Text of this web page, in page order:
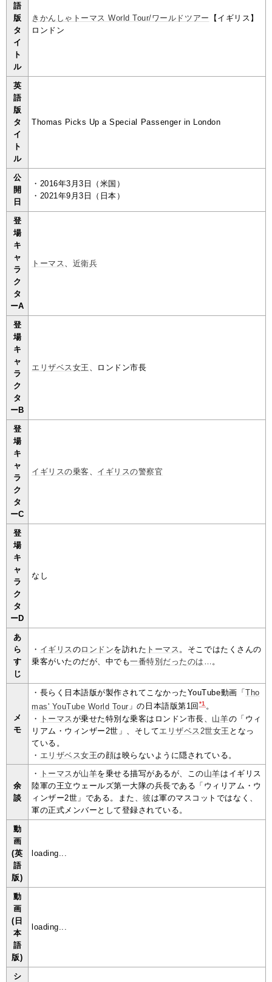
語
版
タ
イ
ト
ル
きかんしゃトーマス World Tour/ワールドツアー
【イギリス】
ロンドン
英
語
版
タ
イ
ト
ル
Thomas Picks Up a Special Passenger in London
公
開
日
・2016年3月3日（米国）
・2021年9月3日（日本）
登
場
キ
ャ
ラ
ク
タ
ーA
トーマス、 近衛兵
登
場
キ
ャ
ラ
ク
タ
ーB
エリザベス女王 、ロンドン市長
登
場
キ
ャ
ラ
ク
タ
ーC
イギリスの乗客 、 イギリスの警察官
登
場
キ
ャ
ラ
ク
タ
ーD
なし
あ
ら
す
じ
・ イギリスのロンドンを訪れた トーマス。そこではたくさんの
乗客がいたのだが、中でも一番特別だったのは …。
メ
モ
・長らく日本語版が製作されてこなかったYouTube動画「Tho
mas' YouTube World Tour 」の日本語版第1回 *1。
・
トーマス が乗せた特別な乗客はロンドン市長、 山羊の「ウィ
リアム・ウィンザー2世」、そしてエリザベス2世女王 となっ
ている。
・ エリザベス女王の顔は映らないように隠されている。
余
談
・ トーマスが山羊を乗せる描写があるが、この山羊はイギリス
陸軍の王立ウェールズ第一大隊の兵長である「ウィリアム・ウ
ィンザー2世」である。また、彼 は軍のマスコットではなく、
軍の正式メンバーとして登録されている。
動
画
(英
語
版)
loading...
動
画
(日
本
語
版)
loading...
シ